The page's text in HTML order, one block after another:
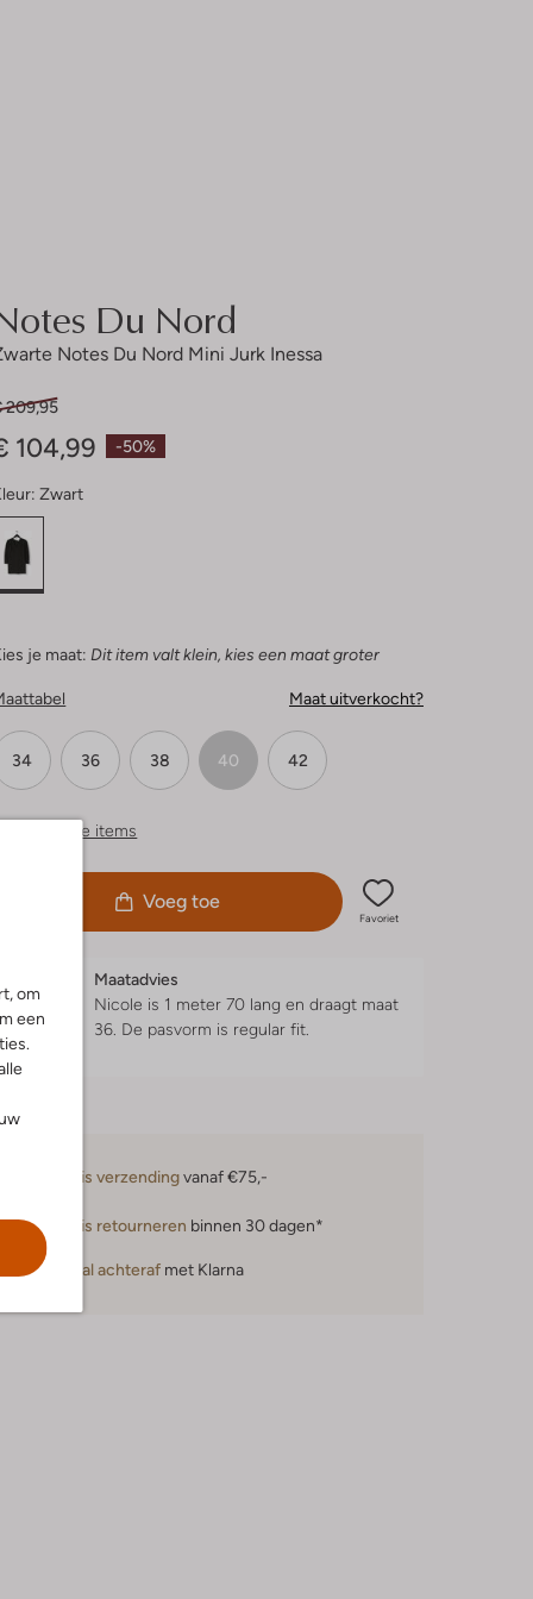
om
een
Du Nord
Notes Du Nord Mini Jurk Inessa
-50%
209,95
104,99
Zwart
je maat: Dit item valt klein, kies een maat groter
Maat uitverkocht?
34 36 38 40 42
items
Voeg toe
Favoriet
Maatadvies
Nicole is 1 meter 70 lang en draagt maat
36. De pasvorm is regular fit.
Gratis verzendingvanaf €75,-
Gratis retourneren binnen 30 dagen*
Betaal achteraf met Klarna